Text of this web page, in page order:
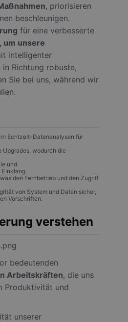
, priorisieren
beschleunigen.
für eine verbesserte
um unsere
intelligenter
Richtung robuste,
Sie bei uns, während wir
Echtzeit-Datenanalysen für
Upgrades, wodurch die
und
den Fernbetrieb und den Zugriff
von System und Daten sicher,
Vorschriften.
verstehen
bedeutenden
Arbeitskräften, die uns
Produktivität und
unserer